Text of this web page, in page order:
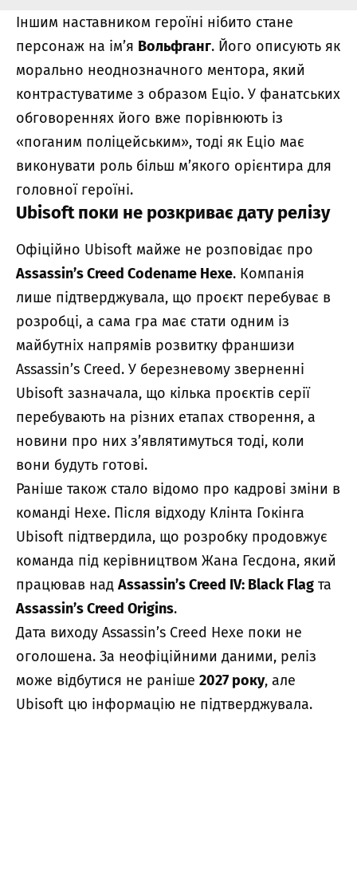
Іншим наставником героїні нібито стане
персонаж на ім’я Вольфганг. Його описують як
морально неоднозначного ментора, який
контрастуватиме з образом Еціо. У фанатських
обговореннях його вже порівнюють із
«поганим поліцейським», тоді як Еціо має
виконувати роль більш м’якого орієнтира для
головної героїні.
Ubisoft поки не розкриває дату релізу
Офіційно Ubisoft майже не розповідає про
Assassin’s Creed Codename Hexe. Компанія
лише підтверджувала, що проєкт перебуває в
розробці, а сама гра має стати одним із
майбутніх напрямів розвитку франшизи
Assassin’s Creed. У березневому зверненні
Ubisoft зазначала, що кілька проєктів серії
перебувають на різних етапах створення, а
новини про них з’являтимуться тоді, коли
вони будуть готові.
Раніше також стало відомо про кадрові зміни в
команді Hexe. Після відходу Клінта Гокінга
Ubisoft підтвердила, що розробку продовжує
команда під керівництвом Жана Гесдона, який
працював над Assassin’s Creed IV: Black Flag та
Assassin’s Creed Origins.
Дата виходу Assassin’s Creed Hexe поки не
оголошена. За неофіційними даними, реліз
може відбутися не раніше 2027 року, але
Ubisoft цю інформацію не підтверджувала.